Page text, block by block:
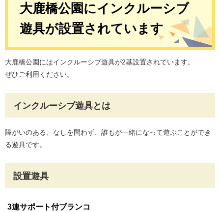
大鹿橋公園にインクルーシブ
遊具が設置されています
大鹿橋公園にはインクルーシブ遊具が2基設置されています。
ぜひご利用ください。
インクルーシブ遊具とは
障がいのある、なしを問わず、誰もが一緒になって遊ぶことができ
る遊具です。
設置遊具
3連サポート付ブランコ